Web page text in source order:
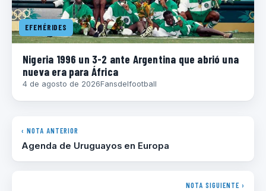
EFEMÉRIDES
Nigeria 1996 un 3-2 ante Argentina que abrió una
nueva era para África
4 de agosto de 2026Fansdelfootball
‹ NOTA ANTERIOR
Agenda de Uruguayos en Europa
NOTA SIGUIENTE ›